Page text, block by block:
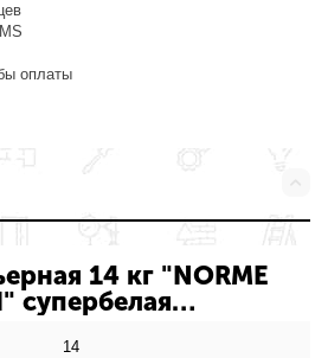
оплаты
14 кг "NORME
супербелая
14